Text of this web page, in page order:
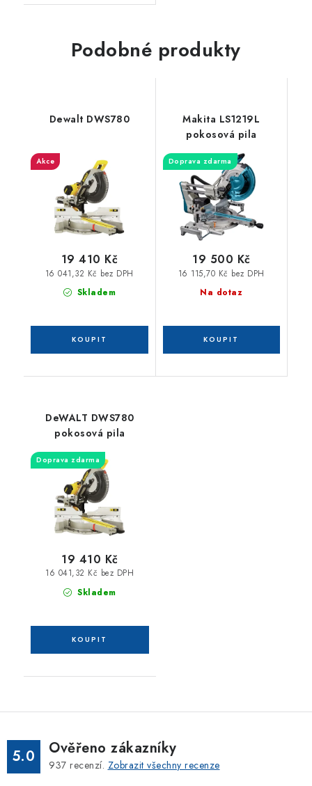
Podobné produkty
Dewalt DWS780
Akce
Skladem
16 041,32 Kč bez DPH
19 410 Kč
Makita LS1219L
pokosová pila
Doprava zdarma
Na dotaz
16 115,70 Kč bez DPH
19 500 Kč
DeWALT DWS780
pokosová pila
Doprava zdarma
Skladem
16 041,32 Kč bez DPH
19 410 Kč
5.0 Ověřeno zákazníky
937 recenzí. Zobrazit všechny recenze